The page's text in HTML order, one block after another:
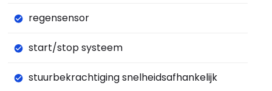
regensensor
start/stop systeem
stuurbekrachtiging snelheidsafhankelijk